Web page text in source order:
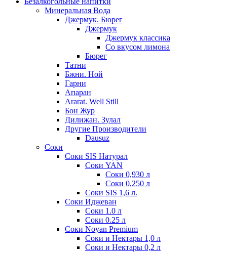
Минеральная Вода
Джермук. Бюрег
Джермук
Джермук классика
Со вкусом лимона
Бюрег
Татни
Бжни. Ной
Гарни
Апаран
Ararat. Well Still
Бон Жур
Дилижан. Зулал
Другие Производители
Dausuz
Соки
Соки SIS Натурал
Соки YAN
Соки 0,930 л
Соки 0,250 л
Соки SIS 1,6 л.
Соки Иджеван
Соки 1.0 л
Соки 0.25 л
Соки Noyan Premium
Соки и Нектары 1,0 л
Соки и Нектары 0,2 л